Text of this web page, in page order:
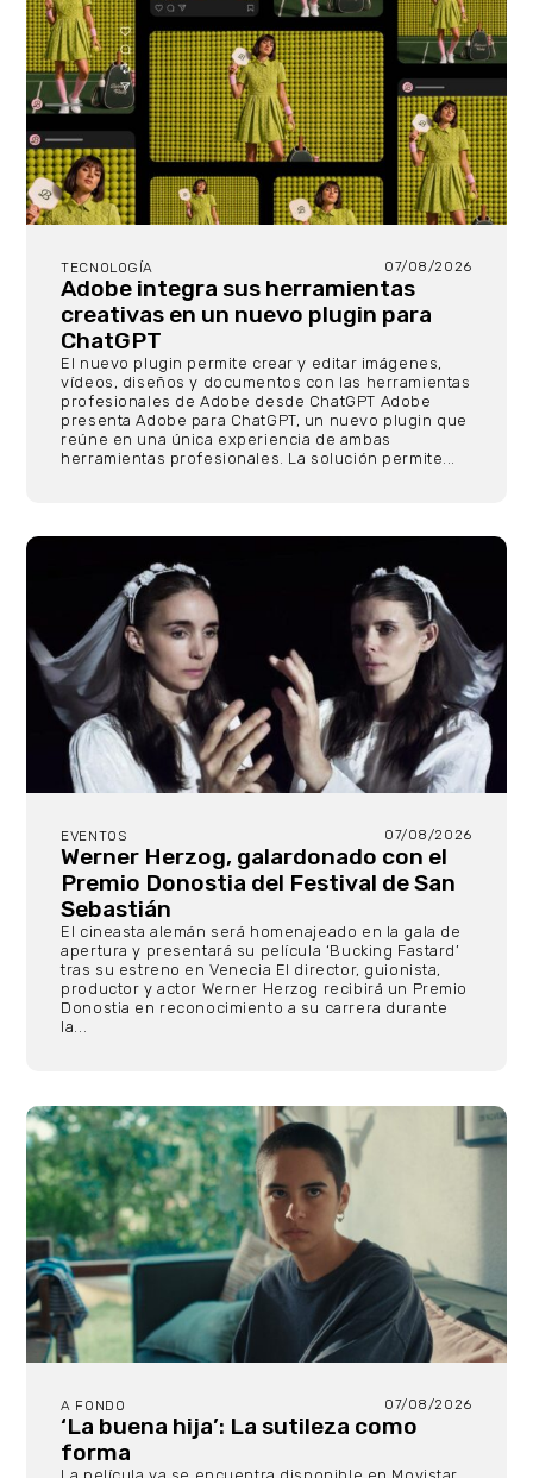
TECNOLOGÍA 07/08/2026
Adobe integra sus herramientas
creativas en un nuevo plugin para
ChatGPT
El nuevo plugin permite crear y editar imágenes,
vídeos, diseños y documentos con las herramientas
profesionales de Adobe desde ChatGPT Adobe
presenta Adobe para ChatGPT, un nuevo plugin que
reúne en una única experiencia de ambas
herramientas profesionales. La solución permite...
EVENTOS 07/08/2026
Werner Herzog, galardonado con el
Premio Donostia del Festival de San
Sebastián
El cineasta alemán será homenajeado en la gala de
apertura y presentará su película ‘Bucking Fastard’
tras su estreno en Venecia El director, guionista,
productor y actor Werner Herzog recibirá un Premio
Donostia en reconocimiento a su carrera durante
la...
A FONDO 07/08/2026
‘La buena hija’: La sutileza como
forma